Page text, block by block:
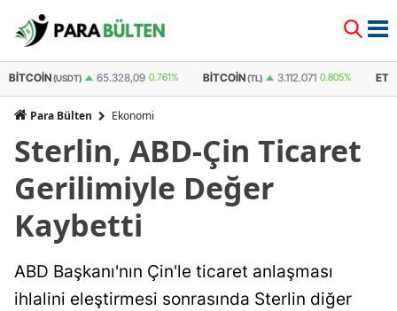
BITCOIN(USDT) 65.328,09 0.761% BITCOIN(TL) 3.112.071 0.805%
Para Bülten Ekonomi
Sterlin, ABD-Çin Ticaret
Gerilimiyle Değer
Kaybetti
ABD Başkanı'nın Çin'le ticaret anlaşması
ihlalini eleştirmesi sonrasında Sterlin diğer